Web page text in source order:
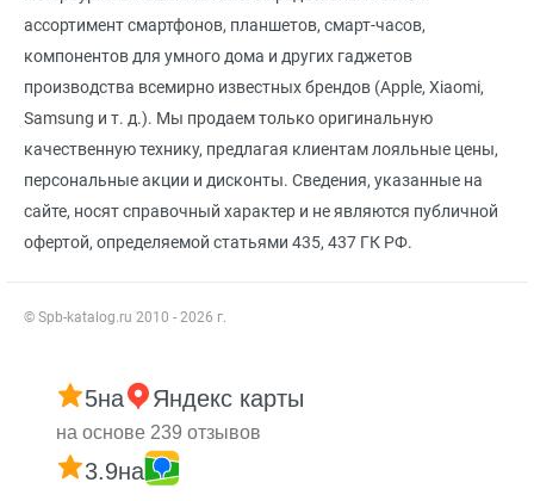
ассортимент смартфонов, планшетов, смарт-часов,
компонентов для умного дома и других гаджетов
производства всемирно известных брендов (Apple, Xiaomi,
Samsung и т. д.). Мы продаем только оригинальную
качественную технику, предлагая клиентам лояльные цены,
персональные акции и дисконты. Сведения, указанные на
сайте, носят справочный характер и не являются публичной
офертой, определяемой статьями 435, 437 ГК РФ.
© Spb-katalog.ru 2010 - 2026 г.
5на Яндекс карты
на основе 239 отзывов
3.9на